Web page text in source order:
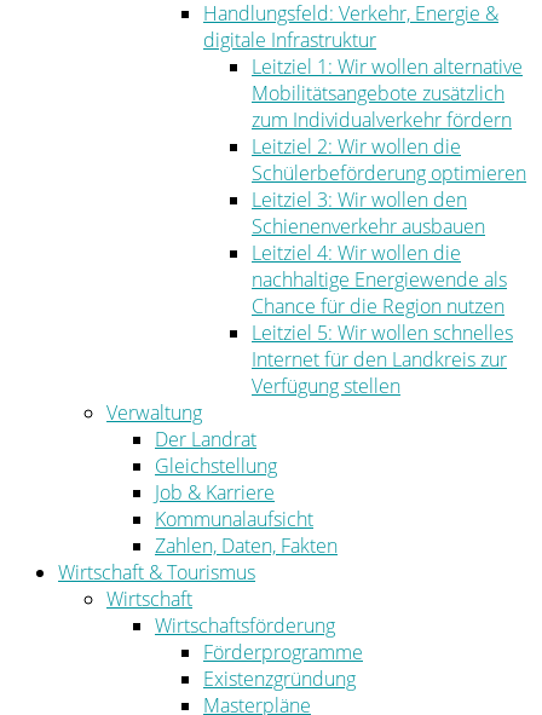
Handlungsfeld: Verkehr, Energie &
digitale Infrastruktur
Leitziel 1: Wir wollen alternative
Mobilitätsangebote zusätzlich
zum Individualverkehr fördern
Leitziel 2: Wir wollen die
Schülerbeförderung optimieren
Leitziel 3: Wir wollen den
Schienenverkehr ausbauen
Leitziel 4: Wir wollen die
nachhaltige Energiewende als
Chance für die Region nutzen
Leitziel 5: Wir wollen schnelles
Internet für den Landkreis zur
Verfügung stellen
Verwaltung
Der Landrat
Gleichstellung
Job & Karriere
Kommunalaufsicht
Zahlen, Daten, Fakten
Wirtschaft & Tourismus
Wirtschaft
Wirtschaftsförderung
Förderprogramme
Existenzgründung
Masterpläne